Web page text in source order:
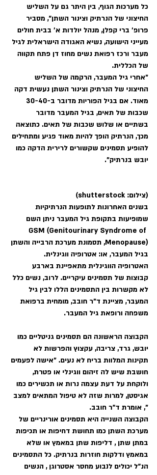
כל מערכות הגוף, בין היתר גם על השליש
החיצוני של הנרתיק וצינור השתן", מסביר
פרופ' ברי קפלן, מנהל יולדות א׳ בבית חולים
מעייני הישועה, נשיא האגודה הישראלית לגיל
מעבר ורכז רפואת נשים מחוז דן פתח תקווה
של הכללית.
"אחרי גיל המעבר, הרקמה של השליש
החיצוני של הנרתיק וצינור השתן נעשית דקה
שכבות של תאים, בגיל המעבר מדובר
בשתיים או שלוש שכבות של תאים. כתוצאה
מכך, הנרתיק הופך להיות מאוד פגיע ומתחילים
להופיע תסמינים שקשורים לרירית הדקה כמו
יובש בנרתיק".
(צילום: shutterstock)
בשנים האחרונות לתופעות הנרתיקיות
שמופיעות בתקופת גיל המעבר ניתן השם
GSM (Genitourinary Syndrome of
Menopause), תסמונת מערכת הרבייה והשתן
בגיל המעבר, או: אטרופיה ווגינלית.
האטרופיה הווגינלית מתאפיינת בארבע
קבוצות של תסמינים עיקריים. לרוב, נשים כלל
לא מקשרות בין התסמינים הללו לבין גיל
המעבר, מציינת ד"ר חובב, מומחית ברפואת
משפחה ורופאת גיל המעבר.
הקבוצה הראשונה הם תסמינים גניטליים כמו
יובש, גרד, צריבה, עקצוץ והפרשות לא
תקינות המלוות בריח לא נעים. "אישה לפעמים
חושבת שיש לה זיהום ווגינלי או פטרת,
ולוקחת על דעת עצמה נרות או תכשירים כמו
אגיסטן, למרות שזה לא טיפול המתאים למצב
", אומרת ד"ר חובב.
הקבוצה השנייה היא תסמינים אורינריים של
מערכת השתן כמו תחושת דחיפות או תכיפות
במתן שתן , דליפות שתן במאמץ או שלא
במאמץ ודלקות חוזרות בנרתיק. כל התסמינים
הנ"ל יכולים לנבוע מחסר אסטרוגן , הנשים